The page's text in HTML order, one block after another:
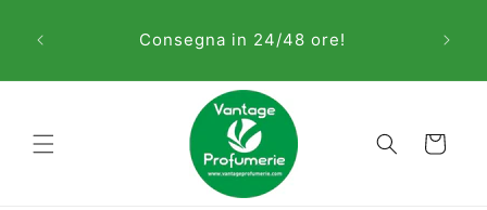
ai contenuti
Consegna in 24/48 ore!
Carrello